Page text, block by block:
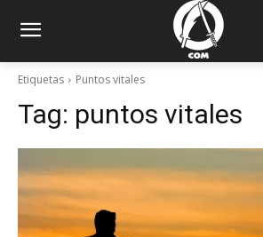
Etiquetas Puntos vitales
Tag: puntos vitales